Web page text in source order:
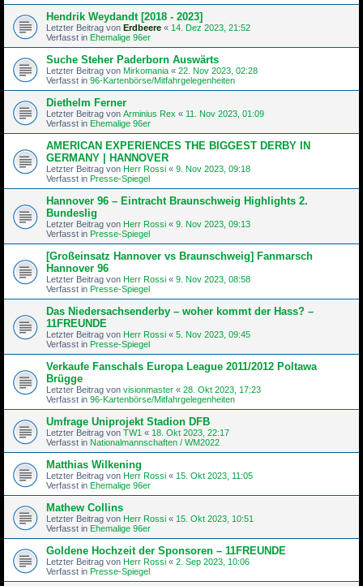
Hendrik Weydandt [2018 - 2023]
Letzter Beitrag von Erdbeere « 14. Dez 2023, 21:52
Verfasst in Ehemalige 96er
Suche Steher Paderborn Auswärts
Letzter Beitrag von Mirkomania « 22. Nov 2023, 02:28
Verfasst in 96-Kartenbörse/Mitfahrgelegenheiten
Diethelm Ferner
Letzter Beitrag von Arminius Rex « 11. Nov 2023, 01:09
Verfasst in Ehemalige 96er
AMERICAN EXPERIENCES THE BIGGEST DERBY IN
GERMANY | HANNOVER
Letzter Beitrag von Herr Rossi « 9. Nov 2023, 09:18
Verfasst in Presse-Spiegel
Hannover 96 – Eintracht Braunschweig Highlights 2.
Bundeslig
Letzter Beitrag von Herr Rossi « 9. Nov 2023, 09:13
Verfasst in Presse-Spiegel
[Großeinsatz Hannover vs Braunschweig] Fanmarsch
Hannover 96
Letzter Beitrag von Herr Rossi « 9. Nov 2023, 08:58
Verfasst in Presse-Spiegel
Das Niedersachsenderby – woher kommt der Hass? –
11FREUNDE
Letzter Beitrag von Herr Rossi « 5. Nov 2023, 09:45
Verfasst in Presse-Spiegel
Verkaufe Fanschals Europa League 2011/2012 Poltawa
Brügge
Letzter Beitrag von visionmaster « 28. Okt 2023, 17:23
Verfasst in 96-Kartenbörse/Mitfahrgelegenheiten
Umfrage Uniprojekt Stadion DFB
Letzter Beitrag von TW1 « 18. Okt 2023, 22:17
Verfasst in Nationalmannschaften / WM2022
Matthias Wilkening
Letzter Beitrag von Herr Rossi « 15. Okt 2023, 11:05
Verfasst in Ehemalige 96er
Mathew Collins
Letzter Beitrag von Herr Rossi « 15. Okt 2023, 10:51
Verfasst in Ehemalige 96er
Goldene Hochzeit der Sponsoren – 11FREUNDE
Letzter Beitrag von Herr Rossi « 2. Sep 2023, 10:06
Verfasst in Presse-Spiegel